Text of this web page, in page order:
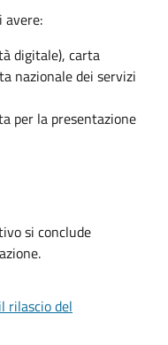
avere:
digitale), carta
nazionale dei servizi
per la presentazione
si conclude
rilascio del